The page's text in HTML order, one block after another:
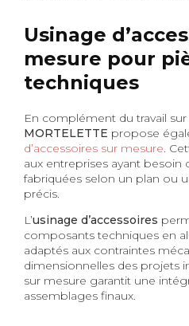
Usinage
mesure pour
techniques
En complément du travail sur
MORTELETTE propose
d’accessoires sur mesure.
aux entreprises ayant besoin
fabriquées selon un plan ou
précis.
L’usinage d’accessoires
composants techniques en
adaptés aux contraintes
dimensionnelles des projets
sur mesure garantit une
assemblages finaux.